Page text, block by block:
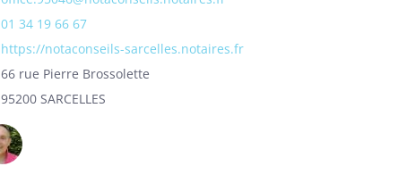
01 34 19 66 67
https://notaconseils-sarcelles.notaires.fr
66 rue Pierre Brossolette
95200 SARCELLES